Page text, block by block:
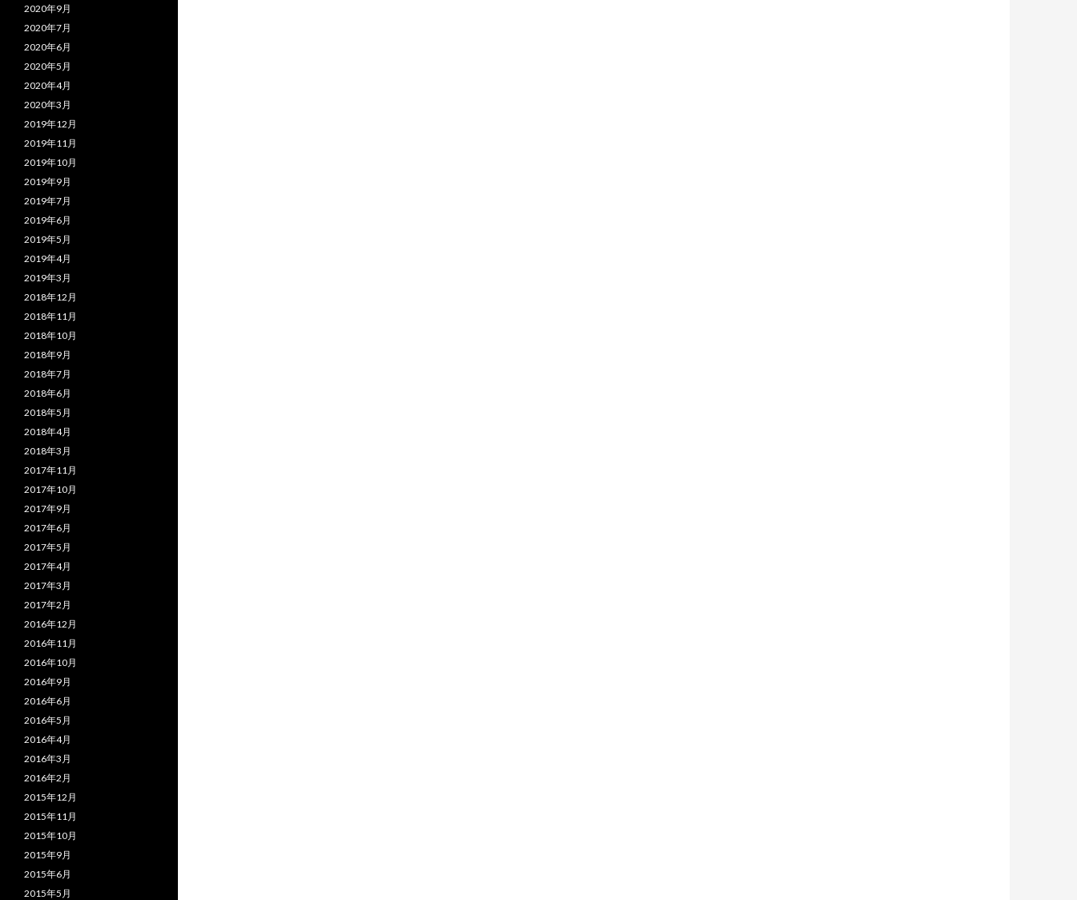
2020年9月
2020年7月
2020年6月
2020年5月
2020年4月
2020年3月
2019年12月
2019年11月
2019年10月
2019年9月
2019年7月
2019年6月
2019年5月
2019年4月
2019年3月
2018年12月
2018年11月
2018年10月
2018年9月
2018年7月
2018年6月
2018年5月
2018年4月
2018年3月
2017年11月
2017年10月
2017年9月
2017年6月
2017年5月
2017年4月
2017年3月
2017年2月
2016年12月
2016年11月
2016年10月
2016年9月
2016年6月
2016年5月
2016年4月
2016年3月
2016年2月
2015年12月
2015年11月
2015年10月
2015年9月
2015年6月
2015年5月